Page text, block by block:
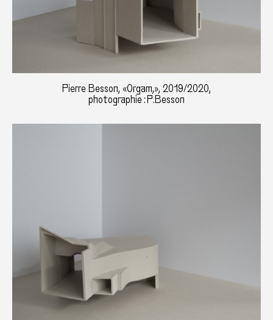
Pierre Besson, «Orgam,», 2019/2020,
photographie : P.Besson